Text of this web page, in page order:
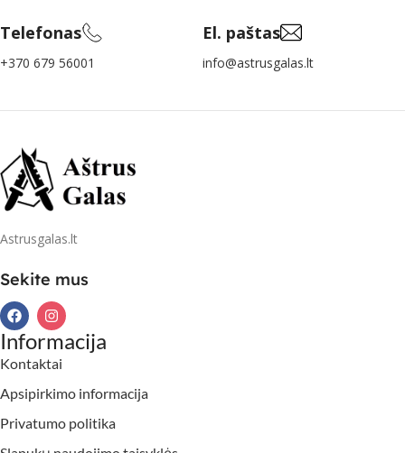
Telefonas
+370 679 56001
El. paštas
info@astrusgalas.lt
Astrusgalas.lt
Sekite mus
Informacija
Kontaktai
Apsipirkimo informacija
Privatumo politika